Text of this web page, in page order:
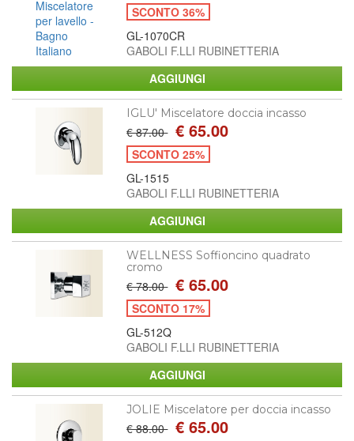
SCONTO 36%
GL-1070CR
GABOLI F.LLI RUBINETTERIA
IGLU' Miscelatore doccia incasso
€ 87.00 € 65.00
SCONTO 25%
GL-1515
GABOLI F.LLI RUBINETTERIA
WELLNESS Soffioncino quadrato
cromo
€ 78.00 € 65.00
SCONTO 17%
GL-512Q
GABOLI F.LLI RUBINETTERIA
JOLIE Miscelatore per doccia incasso
€ 88.00 € 65.00